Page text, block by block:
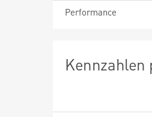
Performance
Kennzahlen